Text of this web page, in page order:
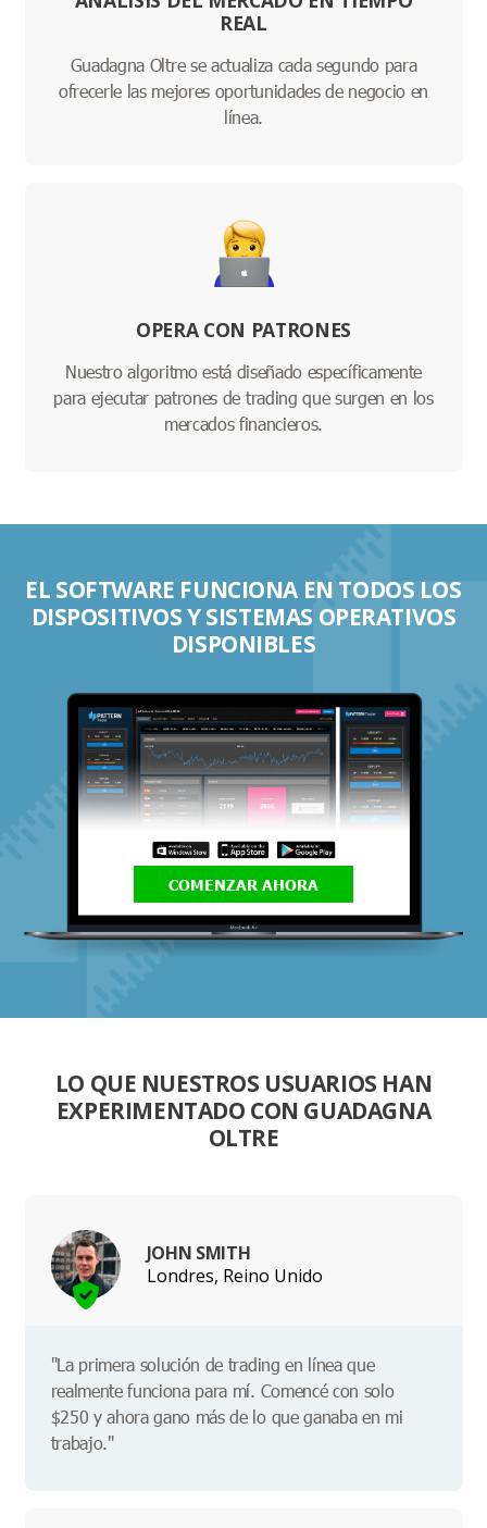
REAL
Guadagna Oltre se actualiza cada segundo para
ofrecerle las mejores oportunidades de negocio en
línea.
OPERA CON PATRONES
Nuestro algoritmo está diseñado específicamente
para ejecutar patrones de trading que surgen en los
mercados financieros.
EL SOFTWARE FUNCIONA EN TODOS LOS
DISPOSITIVOS Y SISTEMAS OPERATIVOS
DISPONIBLES
COMENZAR AHORA
LO QUE NUESTROS USUARIOS HAN
EXPERIMENTADO CON GUADAGNA
OLTRE
JOHN SMITH
Londres, Reino Unido
"La primera solución de trading en línea que
realmente funciona para mí. Comencé con solo
$250 y ahora gano más de lo que ganaba en mi
trabajo."